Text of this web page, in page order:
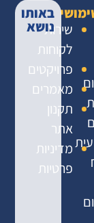
שירות
לקוחות
פרויקטים
מאמרים
תקנון
אתר
מדיניות
פרטיות
באותו
נושא